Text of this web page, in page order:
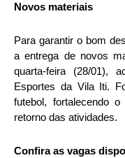
Novos materiais
Para garantir o bom
a entrega de novos
quarta-feira (28/01),
Esportes da Vila Iti.
futebol, fortalecendo
retorno das atividades.
Confira as vagas